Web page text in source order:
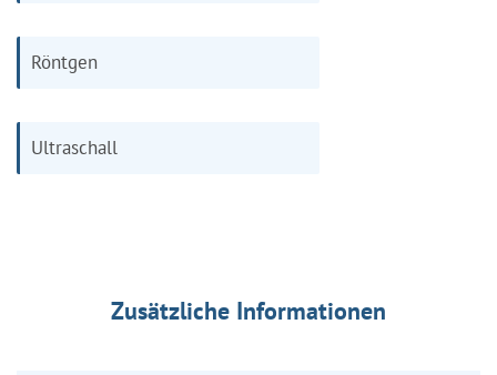
Röntgen
Ultraschall
Zusätzliche Informationen